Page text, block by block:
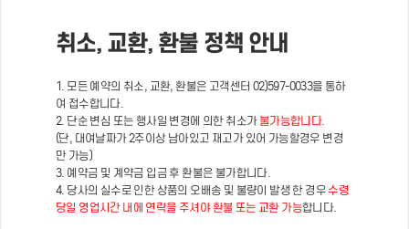
취소, 교환, 환불 정책 안내
1. 모든 예약의 취소, 교환, 환불은 고객센터 02)597-0033을 통하
여 접수합니다.
2. 단순 변심 또는 행사일 변경에 의한 취소가 불가능합니다.
(단, 대여날짜가 2주이상 남아있고 재고가 있어 가능할경우 변경
만 가능)
3. 예약금 및 계약금 입금 후 환불은 불가합니다.
4. 당사의 실수로 인한 상품의 오배송 및 불량이 발생 한 경우 수령
당일 영업시간 내에 연락을 주셔야 환불 또는 교환 가능합니다.